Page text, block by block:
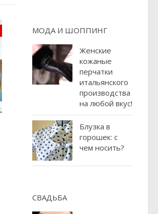
МОДА И ШОППИНГ
Женские
кожаные
перчатки
итальянского
производства
на любой вкус!
Блузка в
горошек: с
чем носить?
СВАДЬБА